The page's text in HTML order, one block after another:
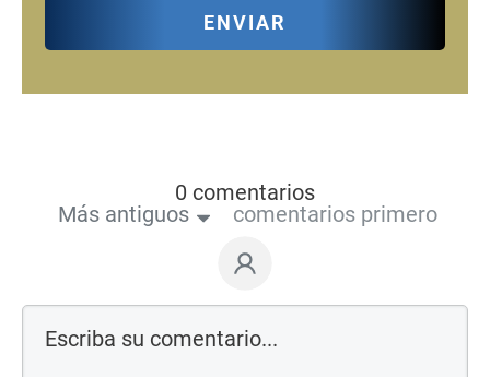
ENVIAR
0 comentarios
Más antiguos
comentarios primero